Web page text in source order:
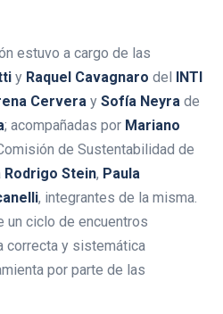
estuvo a cargo de las
y Raquel Cavagnaro del INTI
Cervera y Sofía Neyra de
; acompañadas por Mariano
de Sustentabilidad de
Rodrigo Stein, Paula
, integrantes de la misma.
un ciclo de encuentros
correcta y sistemática
por parte de las